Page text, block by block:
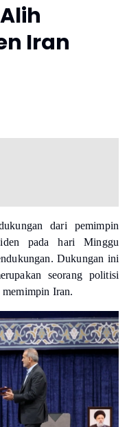
Iran
dari pemimpin
pada hari Minggu
Dukungan ini
seorang politisi
Iran.